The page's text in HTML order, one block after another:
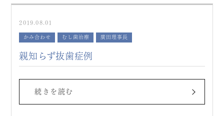
2019.08.01
かみ合わせ むし歯治療 廣田理事長
親知らず抜歯症例
続きを読む